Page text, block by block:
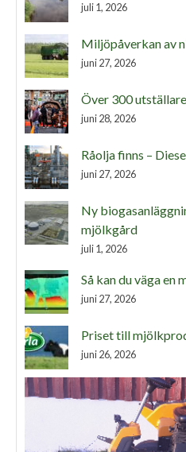
juli 1, 2026
Miljöpåverkan av
juni 27, 2026
Över 300
juni 28, 2026
Råolja finns –
juni 27, 2026
Ny
mjölkgård
juli 1, 2026
Så kan du väga en
juni 27, 2026
Priset till
juni 26, 2026